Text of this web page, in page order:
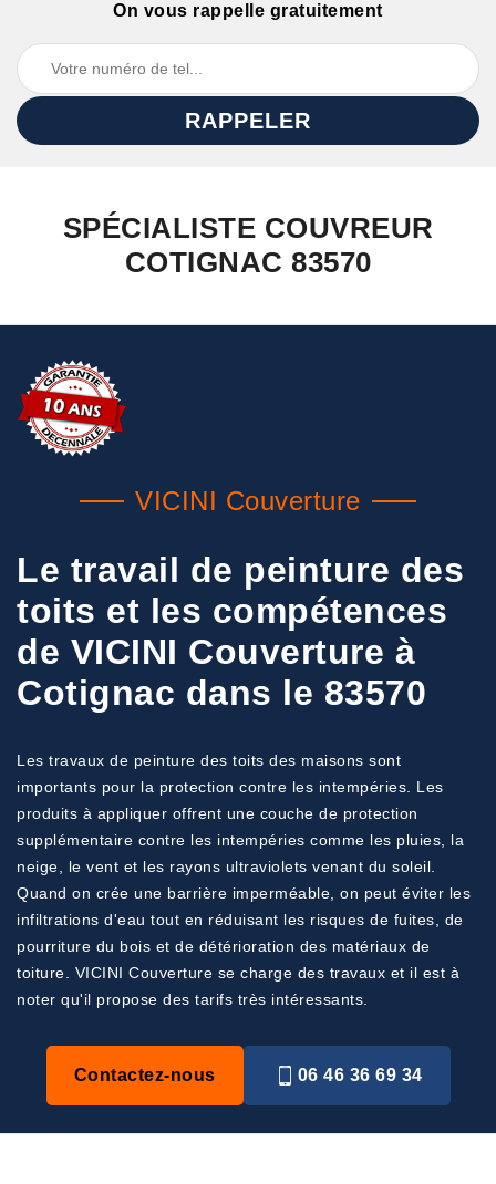
On vous rappelle gratuitement
SPÉCIALISTE COUVREUR
COTIGNAC 83570
VICINI Couverture
Le travail de peinture des
toits et les compétences
de VICINI Couverture à
Cotignac dans le 83570
Les travaux de peinture des toits des maisons sont
importants pour la protection contre les intempéries. Les
produits à appliquer offrent une couche de protection
supplémentaire contre les intempéries comme les pluies, la
neige, le vent et les rayons ultraviolets venant du soleil.
Quand on crée une barrière imperméable, on peut éviter les
infiltrations d'eau tout en réduisant les risques de fuites, de
pourriture du bois et de détérioration des matériaux de
toiture. VICINI Couverture se charge des travaux et il est à
noter qu'il propose des tarifs très intéressants.
Contactez-nous 06 46 36 69 34